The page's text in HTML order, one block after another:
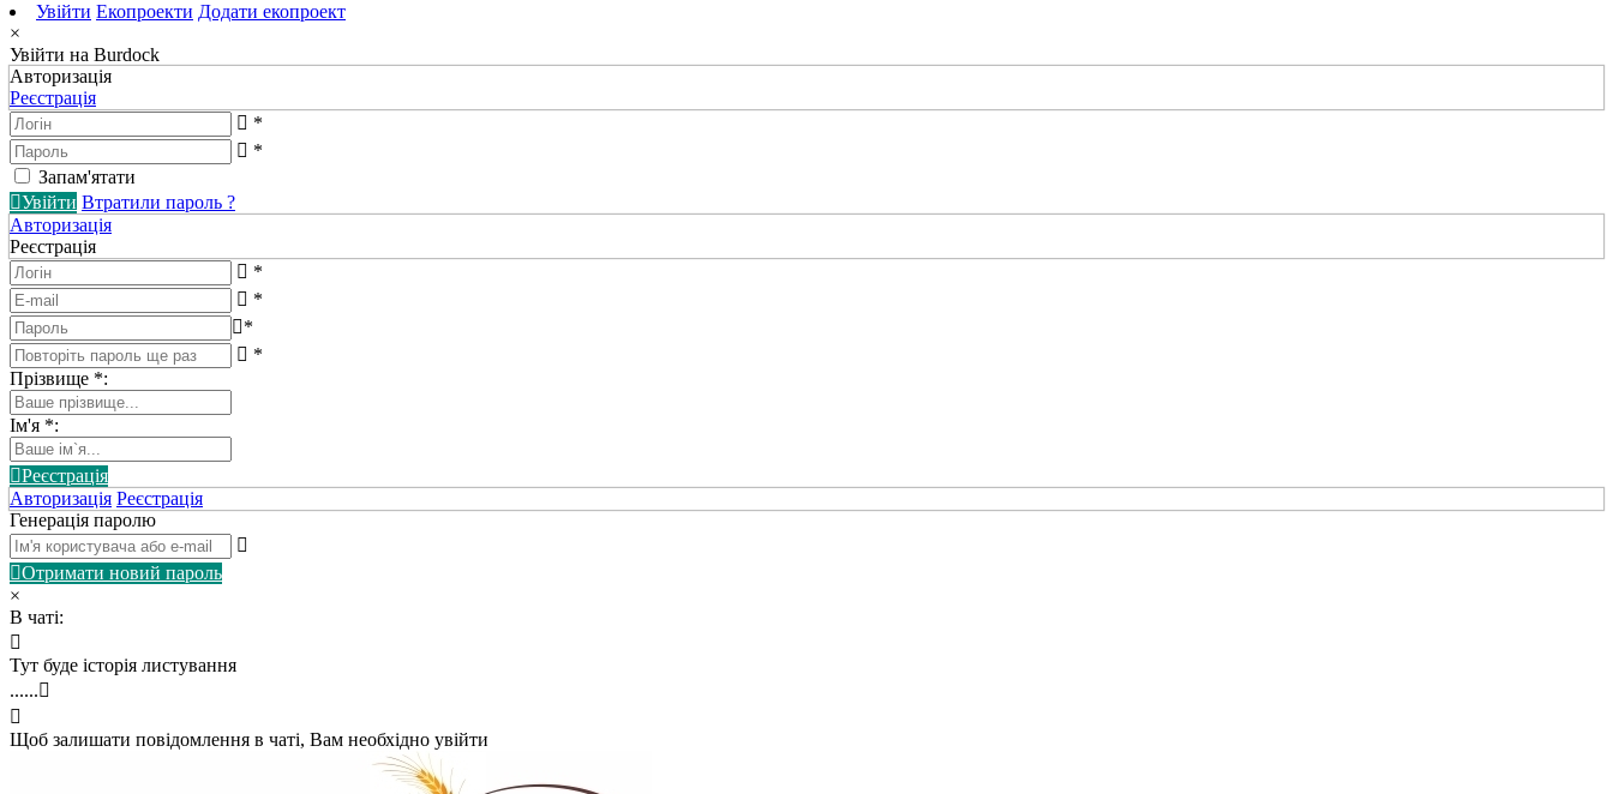
Увійти Екопроекти Додати екопроект
×
Увійти на Burdock
Авторизація
Реєстрація
*
*
Запам'ятати
Увійти Втратили пароль ?
Авторизація
Реєстрація
*
*
*
*
Прізвище *:
Ім'я *:
Реєстрація
Авторизація Реєстрація
Генерація паролю
Отримати новий пароль
×
В чаті:
Тут буде історія листування
......
Щоб залишати повідомлення в чаті, Вам необхідно увійти